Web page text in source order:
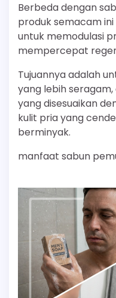
Berbeda dengan
produk semacam
untuk memodulasi
mempercepat
Tujuannya adalah
yang lebih
yang disesuaikan
kulit pria yang
berminyak.
manfaat sabun